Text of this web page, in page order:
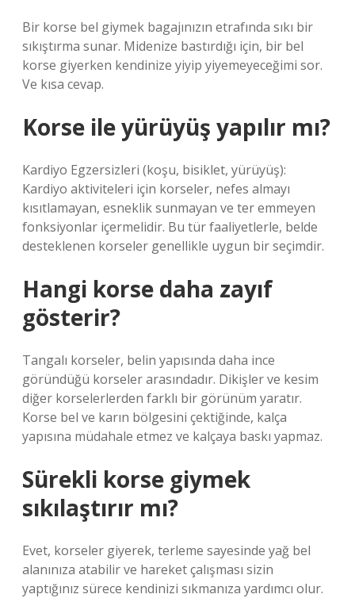
Bir korse bel giymek bagajınızın etrafında sıkı bir
sıkıştırma sunar. Midenize bastırdığı için, bir bel
korse giyerken kendinize yiyip yiyemeyeceğimi sor.
Ve kısa cevap.
Korse ile yürüyüş yapılır mı?
Kardiyo Egzersizleri (koşu, bisiklet, yürüyüş):
Kardiyo aktiviteleri için korseler, nefes almayı
kısıtlamayan, esneklik sunmayan ve ter emmeyen
fonksiyonlar içermelidir. Bu tür faaliyetlerle, belde
desteklenen korseler genellikle uygun bir seçimdir.
Hangi korse daha zayıf
gösterir?
Tangalı korseler, belin yapısında daha ince
göründüğü korseler arasındadır. Dikişler ve kesim
diğer korselerlerden farklı bir görünüm yaratır.
Korse bel ve karın bölgesini çektiğinde, kalça
yapısına müdahale etmez ve kalçaya baskı yapmaz.
Sürekli korse giymek
sıkılaştırır mı?
Evet, korseler giyerek, terleme sayesinde yağ bel
alanınıza atabilir ve hareket çalışması sizin
yaptığınız sürece kendinizi sıkmanıza yardımcı olur.